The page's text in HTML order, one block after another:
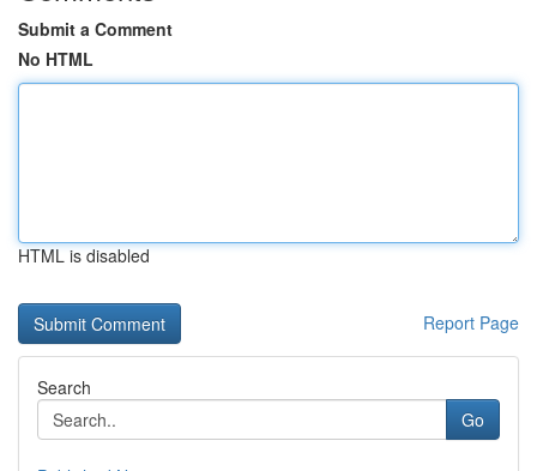
Submit a Comment
No HTML
HTML is disabled
Report Page
Search
Go